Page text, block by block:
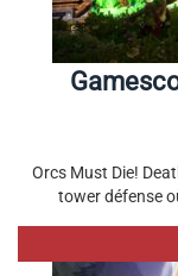
Orcs Must Die!
tower défense